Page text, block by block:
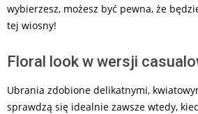
wybierzesz, możesz być pewna, że
tej wiosny!
Floral look w wersji
Ubrania zdobione delikatnymi,
sprawdzą się idealnie zawsze wtedy,